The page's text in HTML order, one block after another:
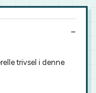
trivsel i denne